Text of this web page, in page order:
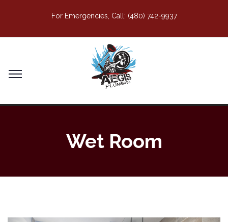
For Emergencies, Call: (480) 742-9937
Wet Room